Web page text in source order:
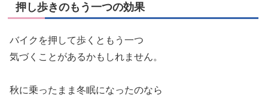
押し歩きのもう一つの効果
バイクを押して歩くともう一つ
気づくことがあるかもしれません。
秋に乗ったまま冬眠になったのなら